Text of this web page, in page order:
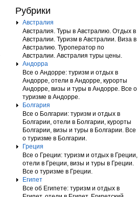
Рубрики
Австралия
Австралия. Туры в Австралию. Отдых в
Австралии. Туризм в Австралии. Виза в
Австралию. Туроператор по
Австралии. Австралия туры цены.
Андорра
Все о Андорре: туризм и отдых в
Андорре, отели в Андорре, курорты
Андорре, визы и туры в Андорре. Все о
туризме в Андорре.
Болгария
Все о Болгарии: туризм и отдых в
Болгарии, отели в Болгарии, курорты
Болгарии, визы и туры в Болгарии. Все
о туризме в Болгарии.
Греция
Все о Греции: туризм и отдых в Греции,
отели в Греции, визы и туры в Греции.
Все о туризме в Греции.
Египет
Все об Египете: туризм и отдых в